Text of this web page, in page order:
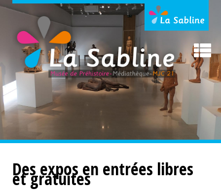
Des expos en entrées libres
et gratuites